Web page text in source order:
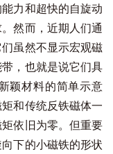
力和超快的自旋动
然而，近期人们通
虽然不显示宏观磁
，也就是说它们具
颖材料的简单示意
和传统反铁磁体一
依旧为零。但重要
下的小磁铁的形状